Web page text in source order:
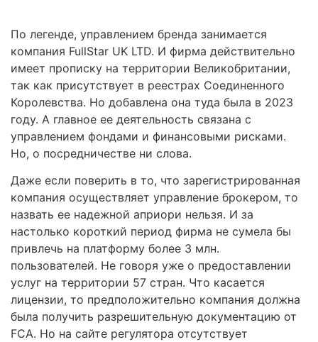
По легенде, управлением бренда занимается
компания FullStar UK LTD. И фирма действительно
имеет прописку на территории Великобритании,
так как присутствует в реестрах Соединенного
Королевства. Но добавлена она туда была в 2023
году. А главное ее деятельность связана с
управлением фондами и финансовыми рисками.
Но, о посредничестве ни слова.
Даже если поверить в то, что зарегистрированная
компания осуществляет управление брокером, то
назвать ее надежной априори нельзя. И за
настолько короткий период фирма не сумела бы
привлечь на платформу более 3 млн.
пользователей. Не говоря уже о предоставлении
услуг на территории 57 стран. Что касается
лицензии, то предположительно компания должна
была получить разрешительную документацию от
FCA. Но на сайте регулятора отсутствует